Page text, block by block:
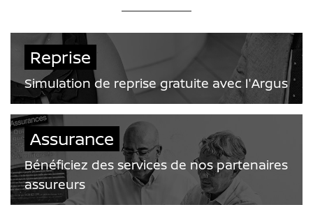
Reprise
Simulation de reprise gratuite avec l'Argus
Assurance
Bénéficiez des services de nos partenaires
assureurs